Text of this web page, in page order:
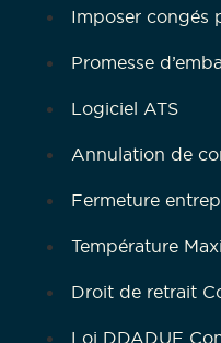
Imposer congés
Promesse
Logiciel ATS
Annulation de
Fermeture
Température
Droit de retrait
Loi DDADUE